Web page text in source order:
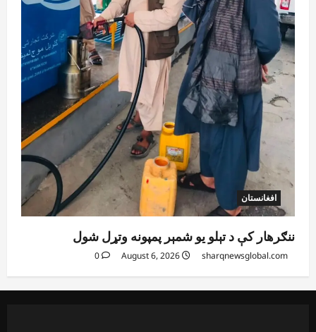
افغانستان
ننګرهار کې د تېلو یو شمېر پمپونه وتړل شول
sharqnewsglobal.com
0